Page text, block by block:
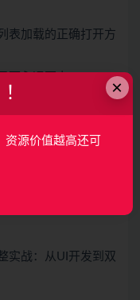
表加载的正确打开方
实战：从UI开发到双
×
源价值越高还可